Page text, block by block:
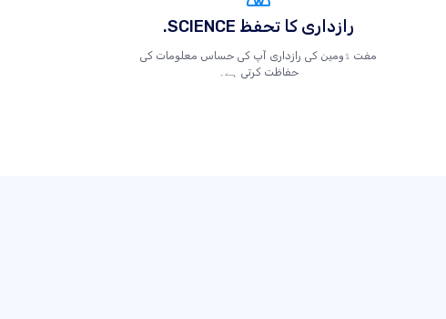
.SCIENCE رازداری کا تحفظ
مفت ڈومین کی رازداری آپ کی حساس معلومات کی
حفاظت کرتی ہے۔